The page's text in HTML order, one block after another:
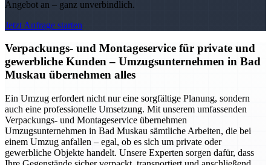
Angebot an – ganz unverbindlich.
Jetzt Anfrage starten
Verpackungs- und Montageservice für private und
gewerbliche Kunden – Umzugsunternehmen in Bad
Muskau übernehmen alles
Ein Umzug erfordert nicht nur eine sorgfältige Planung, sondern
auch eine professionelle Umsetzung. Mit unserem umfassenden
Verpackungs- und Montageservice übernehmen
Umzugsunternehmen in Bad Muskau sämtliche Arbeiten, die bei
einem Umzug anfallen – egal, ob es sich um private oder
gewerbliche Objekte handelt. Unsere Experten sorgen dafür, dass